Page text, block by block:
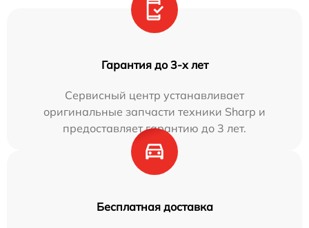
Гарантия до 3-х лет
Сервисный центр устанавливает
оригинальные запчасти техники Sharp и
предоставляет гарантию до 3 лет.
Бесплатная доставка